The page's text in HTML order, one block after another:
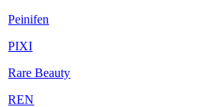
Peinifen
PIXI
Rare Beauty
REN